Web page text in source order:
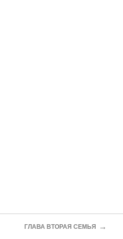
ГЛАВА ВТОРАЯ СЕМЬЯ →